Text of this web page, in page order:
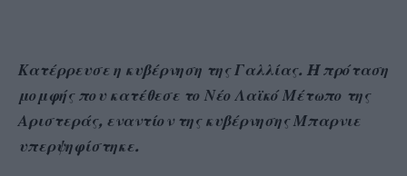
Κατέρρευσε η κυβέρνηση της Γαλλίας. H πρόταση
μομφής που κατέθεσε το Νέο Λαϊκό Μέτωπο της
Αριστεράς, εναντίον της κυβέρνησης Μπαρνιε
υπερψηφίστηκε.